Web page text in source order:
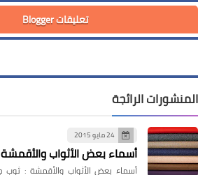
تعليقات Blogger
المنشورات الرائجة
24 مايو 2015
أسماء بعض الأثواب والأقمشة